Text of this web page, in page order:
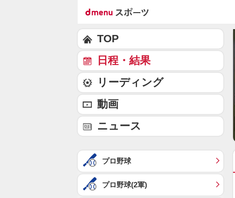
TOP
日程・結果
リーディング
動画
ニュース
プロ野球
プロ野球(2軍)